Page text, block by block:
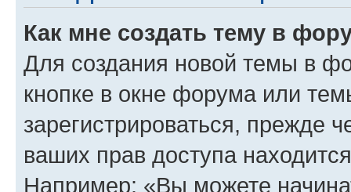
Как мне создать тему в
Для создания новой темы в
кнопке в окне форума или
зарегистрироваться, прежде
ваших прав доступа
Например: «Вы можете